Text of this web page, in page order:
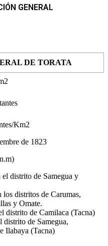
GENERAL
DE TORATA
Km2
de 1823
el distrito de Samegua y
los distritos de Carumas,
y Omate.
distrito de Camilaca (Tacna)
distrito de Samegua,
Ilabaya (Tacna)